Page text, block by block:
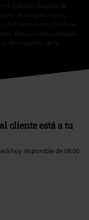
aplicado después de
de compra. Libros,
(Till) Lindemann, Die Ärzte,
Böhse Onkelz, cheques-
excluidos de la
cliente está a tu
hoy disponible de 09:00